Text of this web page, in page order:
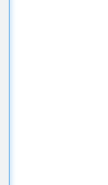
Ihr
Ihre
habe
einer
stören